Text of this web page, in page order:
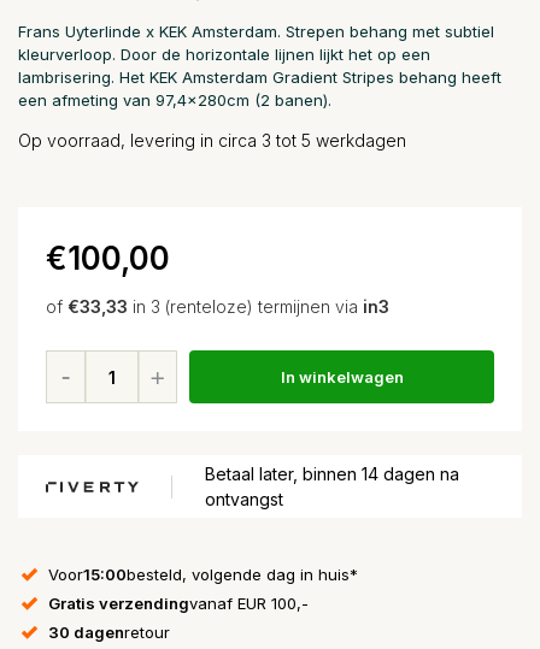
Frans Uyterlinde x KEK Amsterdam. Strepen behang met subtiel
kleurverloop. Door de horizontale lijnen lijkt het op een
lambrisering. Het KEK Amsterdam Gradient Stripes behang heeft
een afmeting van 97,4x280cm (2 banen).
Op voorraad, levering in circa 3 tot 5 werkdagen
€100,00
of €33,33 in 3 (renteloze) termijnen via in3
In winkelwagen
Betaal later, binnen 14 dagen na
ontvangst
Voor15:00besteld, volgende dag in huis*
Gratis verzendingvanaf EUR 100,-
30 dagenretour